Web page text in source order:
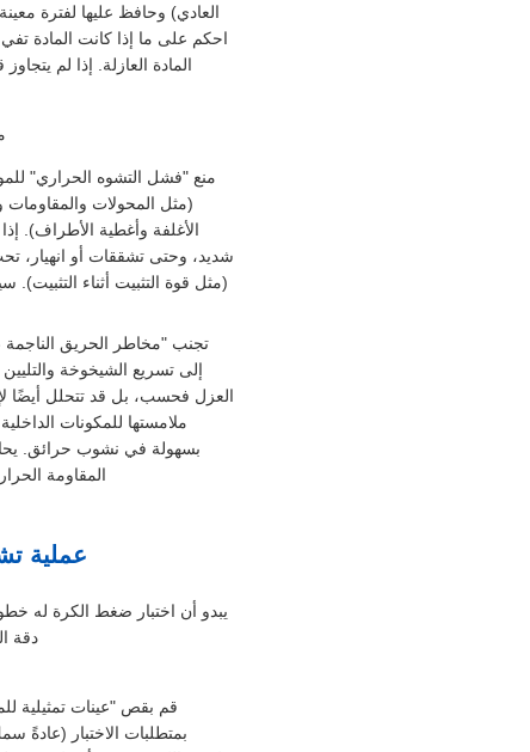
العادي) وحافظ عليها لفترة
احكم على ما إذا كانت المادة
منع "فشل التشوه الحراري"
(مثل المحولات والمقاومات
الأغلفة وأغطية الأطراف).
شديد، وحتى تشققات أو انهيار،
(مثل قوة التثبيت أثناء
تجنب "مخاطر الحريق الناجمة
إلى تسريع الشيخوخة
العزل فحسب، بل قد تتحلل أيضًا
ملامستها للمكونات
بسهولة في نشوب حرائق.
المقاومة
عملية
يبدو أن اختبار ضغط الكرة له
دقة
قم بقص "عينات تمثيلية